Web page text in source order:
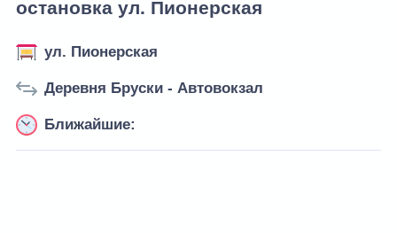
остановка ул. Пионерская
ул. Пионерская
Деревня Бруски - Автовокзал
Ближайшие: